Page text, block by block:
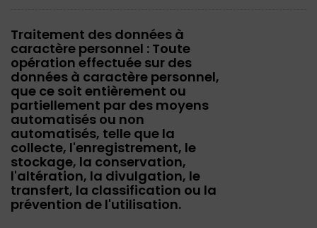
Traitement des données à
caractère personnel : Toute
opération effectuée sur des
données à caractère personnel,
que ce soit entièrement ou
partiellement par des moyens
automatisés ou non
automatisés, telle que la
collecte, l'enregistrement, le
stockage, la conservation,
l'altération, la divulgation, le
transfert, la classification ou la
prévention de l'utilisation.